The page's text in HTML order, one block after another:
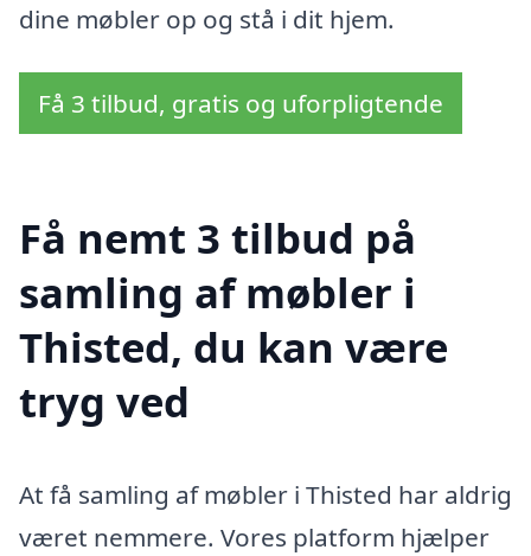
dine møbler op og stå i dit hjem.
Få 3 tilbud, gratis og uforpligtende
Få nemt 3 tilbud på
samling af møbler i
Thisted, du kan være
tryg ved
At få samling af møbler i Thisted har aldrig
været nemmere. Vores platform hjælper